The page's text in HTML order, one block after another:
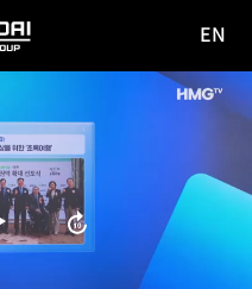
사이
이동
EN